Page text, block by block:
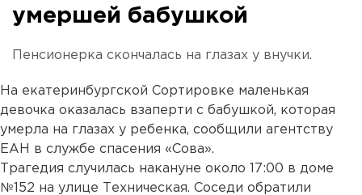
умершей бабушкой
Пенсионерка скончалась на глазах у внучки.
На екатеринбургской Сортировке маленькая
девочка оказалась взаперти с бабушкой, которая
умерла на глазах у ребенка, сообщили агентству
ЕАН в службе спасения «Сова».
Трагедия случилась накануне около 17:00 в доме
№152 на улице Техническая. Соседи обратили